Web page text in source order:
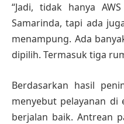
“Jadi, tidak hanya
Samarinda, tapi ada
menampung. Ada
dipilih. Termasuk tiga
Berdasarkan hasil
menyebut pelayanan
berjalan baik. Antrean